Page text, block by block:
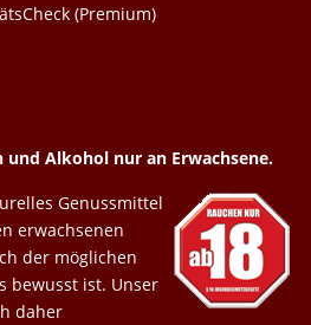
(Premium)
Alkohol nur an Erwachsene.
Genussmittel
erwachsenen
der möglichen
bewusst ist. Unser
daher